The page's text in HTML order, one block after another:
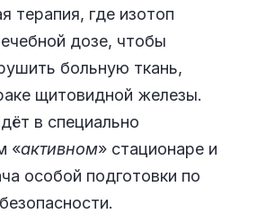
терапия, где изотоп
дозе, чтобы
больную ткань,
щитовидной железы.
в специально
«активном» стационаре и
особой подготовки по